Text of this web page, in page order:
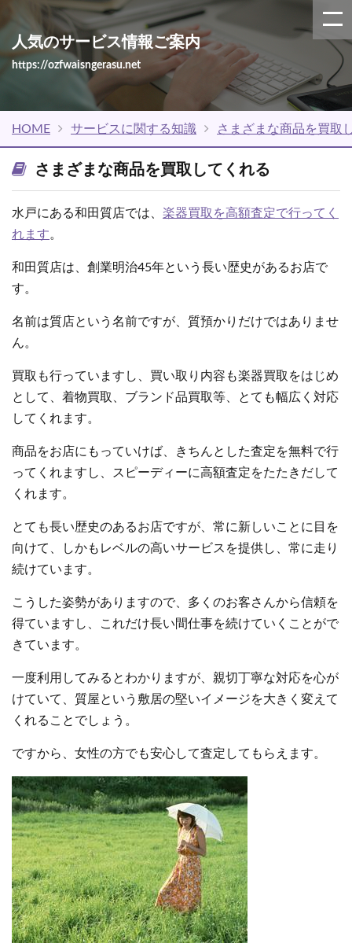
人気のサービス情報ご案内
https://ozfwaisngerasu.net
HOME サービスに関する知識 さまざまな商品を買取
さまざまな商品を買取してくれる
水戸にある和田質店では、 楽器買取を高額査定で行ってく
れます。
和田質店は、創業明治45年という長い歴史があるお店で
す。
名前は質店という名前ですが、質預かりだけではありませ
ん。
買取も行っていますし、買い取り内容も楽器買取をはじめ
として、着物買取、ブランド品買取等、とても幅広く対応
してくれます。
商品をお店にもっていけば、きちんとした査定を無料で行
ってくれますし、スピーディーに高額査定をたたきだして
くれます。
とても長い歴史のあるお店ですが、常に新しいことに目を
向けて、しかもレベルの高いサービスを提供し、常に走り
続けています。
こうした姿勢がありますので、多くのお客さんから信頼を
得ていますし、これだけ長い間仕事を続けていくことがで
きています。
一度利用してみるとわかりますが、親切丁寧な対応を心が
けていて、質屋という敷居の堅いイメージを大きく変えて
くれることでしょう。
ですから、女性の方でも安心して査定してもらえます。